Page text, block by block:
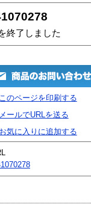
終了しました
のページを印刷する
ールでURLを送る
お気に入りに追加する